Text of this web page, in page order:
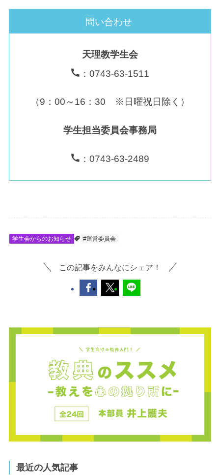
問い合わせ
天理教学生会
：0743-63-1511
（9：00～16：30 ※日曜祝日除く）
学生担当委員会事務局
：0743-63-2489
学生会からのお知らせ #運営委員会
この記事をみんなにシェア！
最近の人気記事